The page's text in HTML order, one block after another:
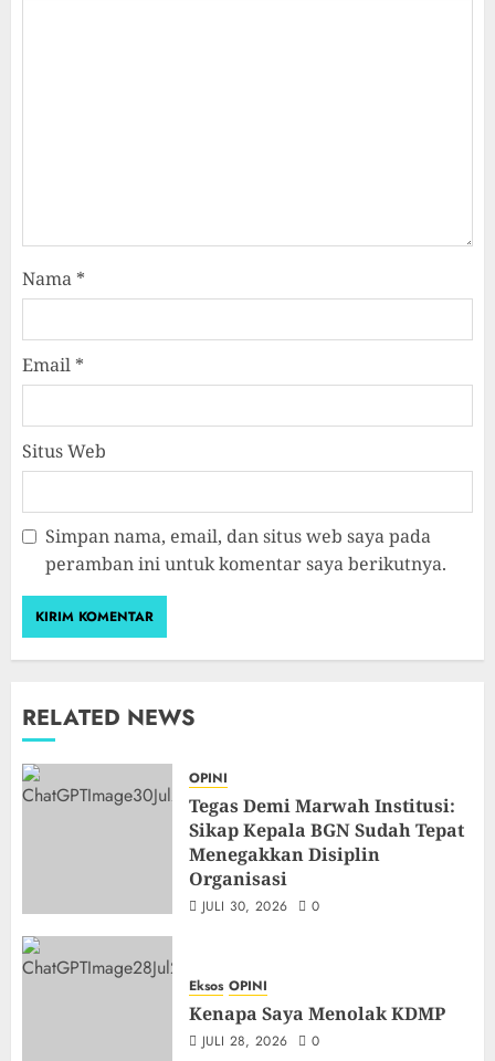
Nama *
Email *
Situs Web
Simpan nama, email, dan situs web saya pada
peramban ini untuk komentar saya berikutnya.
RELATED NEWS
OPINI
Tegas Demi Marwah Institusi:
Sikap Kepala BGN Sudah Tepat
Menegakkan Disiplin
Organisasi
JULI 30, 2026 0
Eksos OPINI
Kenapa Saya Menolak KDMP
JULI 28, 2026 0